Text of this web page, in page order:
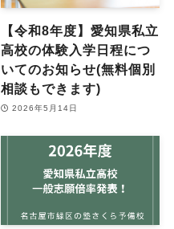
【令和8年度】愛知県私立
高校の体験入学日程につ
いてのお知らせ(無料個別
相談もできます)
2026年5月14日